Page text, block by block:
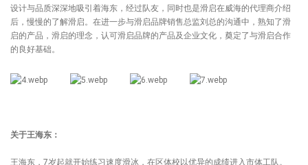
设计与品质深深地吸引着海东，经过队友，同时也是滑启在威海的代理商介绍
后，慢慢的了解滑启。在进一步与滑启品牌销售总监刘总的沟通中，熟知了滑
启的产品，滑启的理念，认可滑启品牌的产品及企业文化，奠定了与滑启合作
的良好基础。
关于王海东：
王海东，7岁起就开始练习速度滑冰，在区体校以优异的成绩进入市体工队。